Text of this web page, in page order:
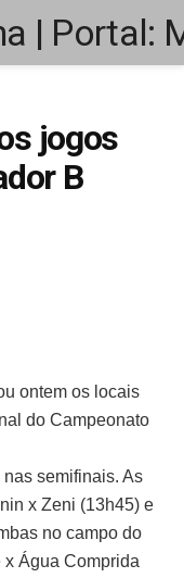
jogos
B
ontem os locais
do Campeonato
semifinais. As
x Zeni (13h45) e
no campo do
Água Comprida